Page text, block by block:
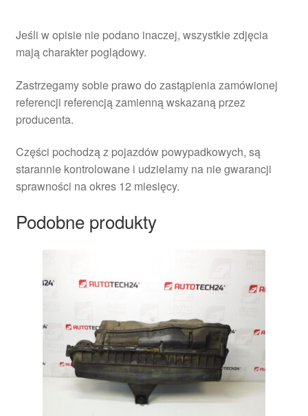
Jeśli w opisie nie podano inaczej, wszystkie zdjęcia
mają charakter poglądowy.
Zastrzegamy sobie prawo do zastąpienia zamówionej
referencji referencją zamienną wskazaną przez
producenta.
Części pochodzą z pojazdów powypadkowych, są
starannie kontrolowane i udzielamy na nie gwarancji
sprawności na okres 12 miesięcy.
Podobne produkty